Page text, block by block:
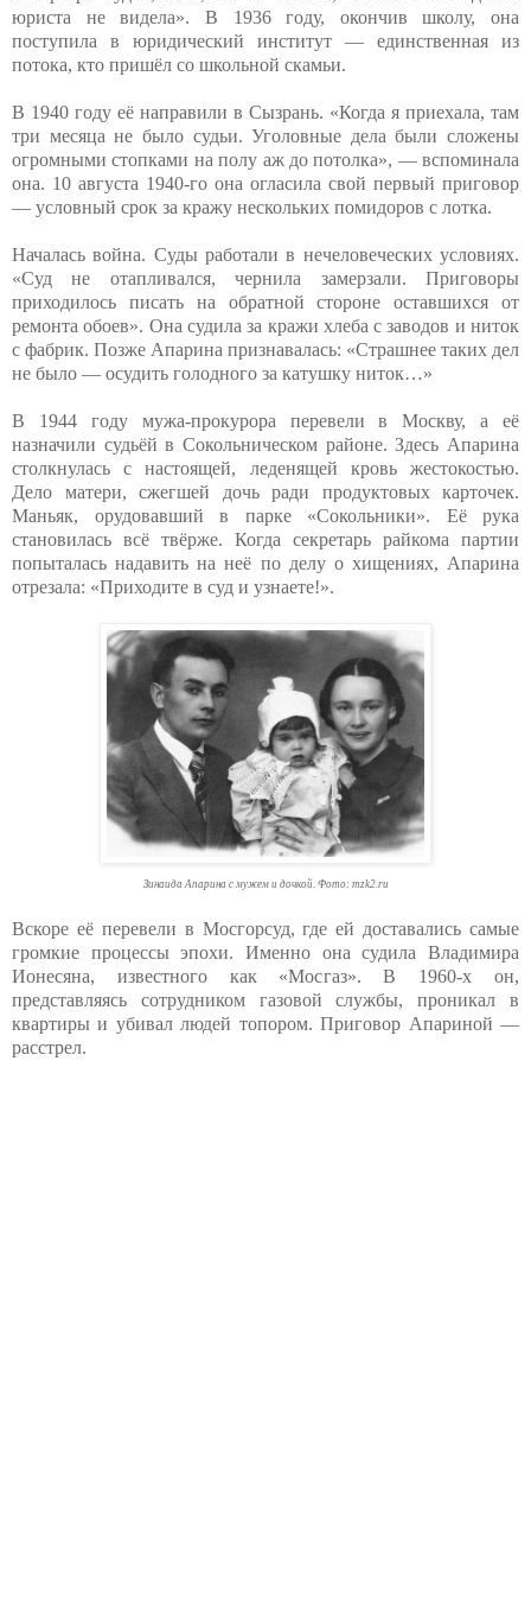
юриста не видела». В 1936 году, окончив школу, она
поступила в юридический институт — единственная из
потока, кто пришёл со школьной скамьи.
В 1940 году её направили в Сызрань. «Когда я приехала, там
три месяца не было судьи. Уголовные дела были сложены
огромными стопками на полу аж до потолка», — вспоминала
она. 10 августа 1940-го она огласила свой первый приговор
— условный срок за кражу нескольких помидоров с лотка.
Началась война. Суды работали в нечеловеческих условиях.
«Суд не отапливался, чернила замерзали. Приговоры
приходилось писать на обратной стороне оставшихся от
ремонта обоев». Она судила за кражи хлеба с заводов и ниток
с фабрик. Позже Апарина признавалась: «Страшнее таких дел
не было — осудить голодного за катушку ниток…»
В 1944 году мужа-прокурора перевели в Москву, а её
назначили судьёй в Сокольническом районе. Здесь Апарина
столкнулась с настоящей, леденящей кровь жестокостью.
Дело матери, сжегшей дочь ради продуктовых карточек.
Маньяк, орудовавший в парке «Сокольники». Её рука
становилась всё твёрже. Когда секретарь райкома партии
попыталась надавить на неё по делу о хищениях, Апарина
отрезала: «Приходите в суд и узнаете!».
Зинаида Апарина с мужем и дочкой. Фото: mzk2.ru
Вскоре её перевели в Мосгорсуд, где ей доставались самые
громкие процессы эпохи. Именно она судила Владимира
Ионесяна, известного как «Мосгаз». В 1960-х он,
представляясь сотрудником газовой службы, проникал в
квартиры и убивал людей топором. Приговор Апариной —
расстрел.